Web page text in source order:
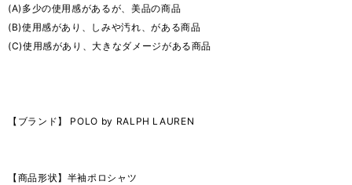
(A)多少の使用感があるが、美品の商品
(B)使用感があり、しみや汚れ、がある商品
(C)使用感があり、大きなダメージがある商品
【ブランド】 POLO by RALPH LAUREN
【商品形状】半袖ポロシャツ